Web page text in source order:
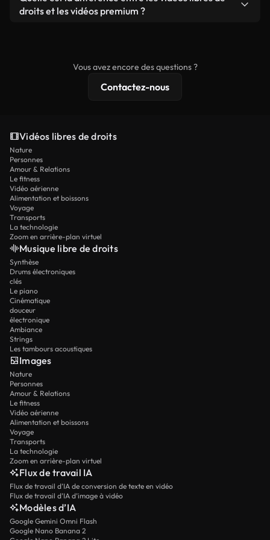
prêtes à l'emploi.
remixer nos vidéos. Assurez-vous simplement que
droits et les vidéos premium ?
résolution 4K et des protections de licence
Vous avez encore des questions ?
Contactez-nous
Vidéos libres de droits
Nature
Personnes
Amour & Relations
Le fitness
Vidéo aérienne
Alimentation et boissons
Voyage
Transports
La technologie
Zoom en arrière-plan virtuel
Musique libre de droits
Synthèse
Drums électroniques
clés
Le piano
Cinématique
douceur
électronique
Ambiance
Strings
Les tambours acoustiques
Images
Nature
Personnes
Amour & Relations
Le fitness
Vidéo aérienne
Alimentation et boissons
Voyage
Transports
La technologie
Zoom en arrière-plan virtuel
Flux de travail IA
Flux de travail d’IA de conversion de texte en vidéo
Flux de travail d’IA d’image à vidéo
Modèles d’IA
Google Gemini Omni Flash
Google Nano Banana 2